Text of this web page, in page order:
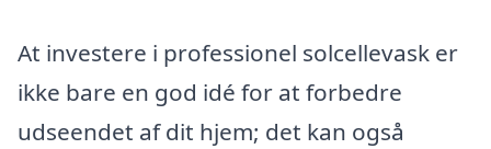
At investere i professionel solcellevask er
ikke bare en god idé for at forbedre
udseendet af dit hjem; det kan også